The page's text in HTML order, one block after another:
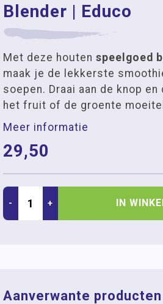
Blender | Educo
Met deze houten speelgoed
maak je de lekkerste
soepen. Draai aan de knop
het fruit of de groente
Meer informatie
29,50
- + IN
Aanverwante producten